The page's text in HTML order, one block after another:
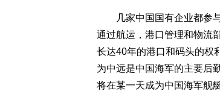
几家中国国有企业都参与
通过航运，港口管理和物流
长达40年的港口和码头的权
为中远是中国海军的主要后
将在某一天成为中国海军舰